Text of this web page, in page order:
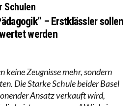
Schulen
– Erstklässler sollen
werden
keine Zeugnisse mehr, sondern
Die Starke Schule beider Basel
Ansatz verkauft wird,